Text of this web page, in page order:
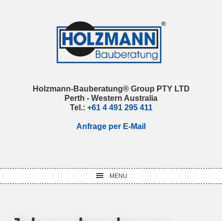
Holzmann-Bauberatung® Group PTY LTD
Perth - Western Australia
Tel.: +61 4 491 295 411
Anfrage per E-Mail
MENU